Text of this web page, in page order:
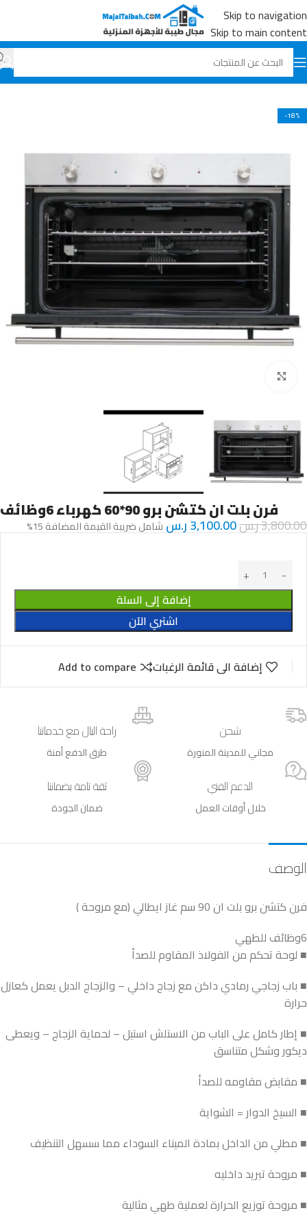
Skip to navigation
Skip to main content
الأفران
-18%
فرن بلت ان كتشن برو 90*60 كهرباء 6وظائف
3,800.00ر.س3,100.00ر.س شامل ضريبة القيمة المضافة 15%
إضافة إلى السلة
اشتري الآن
إضافة الى قائمة الرغبات Add to compare
شحن
مجاني للمدينة المنورة
راحة البال مع خدماتنا
طرق الدفع أمنة
الدعم الفني
خلال أوقات العمل
ثقة تامة بضماننا
ضمان الجودة
الوصف
فرن كتشن برو بلت ان 90 سم غاز ايطالي (مع مروحة )
6وظائف للطهي
■ لوحة تحكم من الفولاذ المقاوم للصدأ
■ باب زجاجي رمادي داكن مع زجاج داخلي – والزجاج الدبل يعمل كعازل
حرارة
■ إطار كامل على الباب من الاستلش استيل – لحماية الزجاج – ويعطى
ديكور وشكل متناسق
■ مقابض مقاومه للصدأ
■ السيخ الدوار = الشواية
■ مطلي من الداخل بمادة الميناء السوداء مما سسهل التنظيف
■ مروحة تبريد داخليه
■ مروحة توزيع الحرارة لعملية طهي مثالية